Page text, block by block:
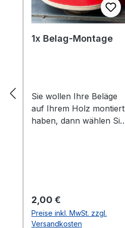
1x Belag-Montage
Sie wollen Ihre Beläge
auf Ihrem Holz montiert
haben, dann wählen Sie
die Vorhandseite auf der
das Emblem bzw. eine
Regulärer Preis:
2,00 €
Preise inkl. MwSt. zzgl.
Versandkosten